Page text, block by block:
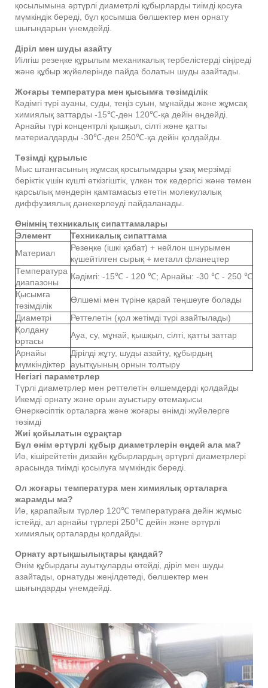
қосылымына әртүрлі диаметрлі құбырларды тиімді қосуға
мүмкіндік береді, бұл қосымша бөлшектер мен орнату
шығындарын үнемдейді.
Діріл мен шуды азайту
Иілгіш резеңке құрылым механикалық тербелістерді сіңіреді
және құбыр жүйелерінде пайда болатын шуды азайтады.
Жоғары температура мен қысымға төзімділік
Кәдімгі түрі ауаны, суды, теңіз суын, мұнайды және жұмсақ
химиялық заттарды -15℃-ден 120℃-қа дейін өңдейді.
Арнайы түрі концентрлі қышқыл, сілті және қатты
материалдарды -30℃-ден 250℃-қа дейін қолдайды.
Төзімді құрылыс
Мыс штангасының жұмсақ қосылымдары ұзақ мерзімді
беріктік үшін күшті өткізгіштік, үлкен ток кедергісі және төмен
қарсылық мәндерін қамтамасыз ететін молекулалық
диффузиялық дәнекерлеуді пайдаланады.
Өнімнің техникалық сипаттамалары
Элемент
Техникалық сипаттама
Материал
Резеңке (ішкі қабат) + нейлон шнурымен
күшейтілген сырық + металл фланецтер
Температура
диапазоны
Кәдімгі: -15℃ - 120 ℃; Арнайы: -30 ℃ - 250 ℃
Қысымға
төзімділік
Өлшемі мен түріне қарай теңшеуге болады
Диаметрі
Реттелетін (қол жетімді түрі азайтылады)
Қолдану
ортасы
Ауа, су, мұнай, қышқыл, сілті, қатты заттар
Арнайы
мүмкіндіктер
Дірілді жұту, шуды азайту, құбырдың
ауытқуының орнын толтыру
Негізгі параметрлер
Түрлі диаметрлер мен реттелетін өлшемдерді қолдайды
Икемді орнату және орын ауыстыру өтемақысы
Өнеркәсіптік орталарға және жоғары өнімді жүйелерге
төзімді
Жиі қойылатын сұрақтар
Бұл өнім әртүрлі құбыр диаметрлерін өңдей ала ма?
Иә, кішірейтетін дизайн құбырлардың әртүрлі диаметрлері
арасында тиімді қосылуға мүмкіндік береді.
Ол жоғары температура мен химиялық орталарға
жарамды ма?
Иә, қарапайым түрлер 120℃ температураға дейін жұмыс
істейді, ал арнайы түрлері 250℃ дейін және әртүрлі
химиялық орталарды қолдайды.
Орнату артықшылықтары қандай?
Өнім құбырдағы ауытқуларды өтейді, діріл мен шуды
азайтады, орнатуды жеңілдетеді, бөлшектер мен
шығындарды үнемдейді.